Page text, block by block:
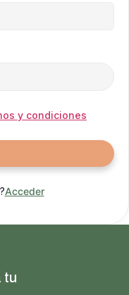
y condiciones
Acceder
tu